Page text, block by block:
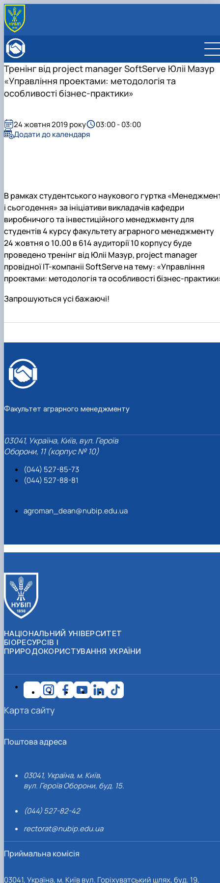
Адміністрація факультету
ОСВІТНЯ ДІЯЛЬНІСТЬ
Бакалаврат
Магістратура
Науково-дослідна робота
Практичне навчання
ВСТУПНИКУ
Загальна інформація
Доктор філософії (PhD)
МІЖНАРОДНА ДІЯЛЬНІСТЬ
Міжнародні партнери
подвійних дипломів (Double Degree Pr…
Англомовна магістратура/ English speaking MSc
Тренінг від project manager SoftServe Юліі Мазур
«Управління проектами: методологія та
особливості бізнес-практики»
В рамках студентського наукового гуртка
і сьогодення» за ініціативи викладачів кафедри
виробничого та інвестиційного менеджменту для
студентів 4 курсу факультету аграрного менеджменту
24 жовтня о 10.00 в 614 аудиторії 10 корпусу буде
проведено тренінг від Юліі Мазур, project manager
провідної IT-компаніі SoftServe на тему: «Управління
проектами: методологія та особливості бізнес-
Запрошуються усі бажаючі!
24 жовтня 2019 року
03:00 - 03:00
Додати до календаря
Факультет аграрного менеджменту
03041, Україна, Київ, вул. Героїв
Оборони, 11 (корпус № 10)
(044) 527-85-73
(044) 527-88-81
agroman_dean@nubip.edu.ua
НАЦІОНАЛЬНИЙ УНІВЕРСИТЕТ
БІОРЕСУРСІВ І
ПРИРОДОКОРИСТУВАННЯ УКРАЇНИ
Поштова адреса
03041, Україна, м. Київ,
вул. Героїв Оборони, буд. 15.
(044) 527-82-42
rectorat@nubip.edu.ua
Приймальна комісія
03041, Україна, м. Київ вул. Горіхуватський шлях, буд. 19,
Карта сайту